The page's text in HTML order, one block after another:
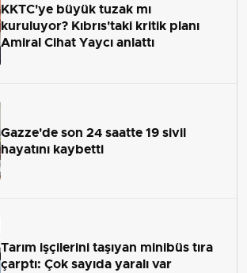
KKTC'ye büyük tuzak mı
kuruluyor? Kıbrıs'taki kritik planı
Amiral Cihat Yaycı anlattı
Gazze'de son 24 saatte 19 sivil
hayatını kaybetti
Tarım işçilerini taşıyan minibüs tıra
çarptı: Çok sayıda yaralı var